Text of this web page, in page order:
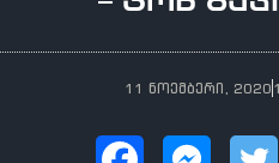
11 ნოემბერი, 2020